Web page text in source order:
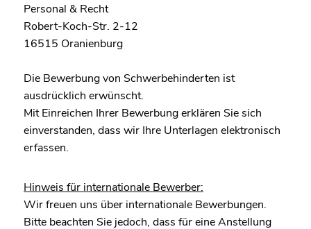
Personal & Recht
Robert-Koch-Str. 2-12
16515 Oranienburg
Die Bewerbung von Schwerbehinderten ist
ausdrücklich erwünscht.
Mit Einreichen Ihrer Bewerbung erklären Sie sich
einverstanden, dass wir Ihre Unterlagen elektronisch
erfassen.
Hinweis für internationale Bewerber:
Wir freuen uns über internationale Bewerbungen.
Bitte beachten Sie jedoch, dass für eine Anstellung